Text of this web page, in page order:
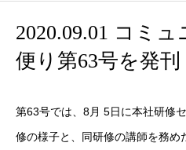
2020.09.01 コミ
便り第63号を発刊
第63号では、8月 5日に本社研修
修の様子と、同研修の講師を務め